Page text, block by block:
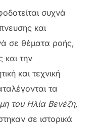
συχνά
και
σε θέματα ροής,
και την
και τεχνική
τα
του Ηλία Βενέζη,
σε ιστορικά